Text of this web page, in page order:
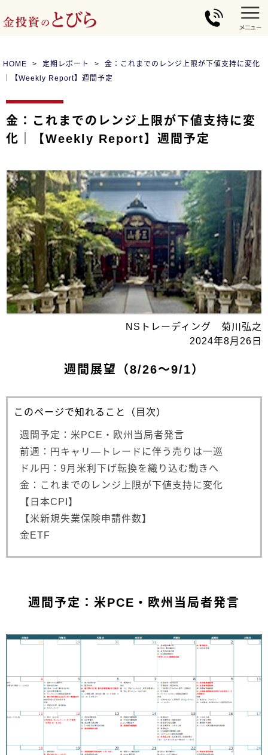
HOME 定期レポート
金：これまでのレンジ上限が下値支持に変化
｜【Weekly Report】週間予定
金：これまでのレンジ上限が下値支持に変
化｜【Weekly Report】週間予定
NSトレーディング 菊川弘之
2024年8月26日
週間展望（8/26～9/1）
このページで知れること（目次）
週間予定：米PCE・欧州当局者発言
前週：円キャリ―トレードに伴う売りは一巡
ドル円：9月米利下げ転換を織り込む動きへ
金：これまでのレンジ上限が下値支持に変化
【日本CPI】
【米新規失業保険申請件数】
金ETF
週間予定：米PCE・欧州当局者発言